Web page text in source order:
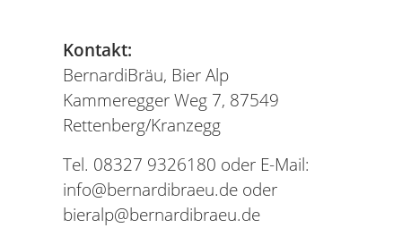
Kontakt:
BernardiBräu, Bier Alp
Kammeregger Weg 7, 87549
Rettenberg/Kranzegg
Tel. 08327 9326180 oder E-Mail:
info@bernardibraeu.de oder
bieralp@bernardibraeu.de